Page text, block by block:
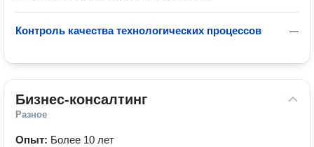
—
Контроль качества технологических процессов
Бизнес-консалтинг
Разное
Опыт: Более 10 лет